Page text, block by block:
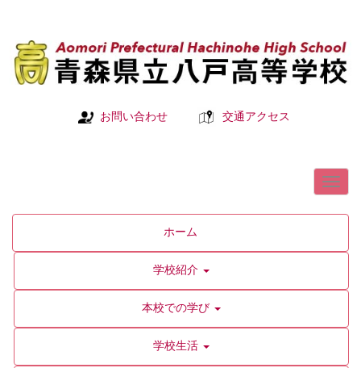
お問い合わせ 交通アクセス
ホーム
学校紹介
本校での学び
学校生活